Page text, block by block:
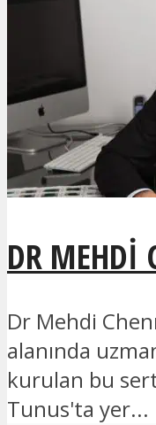
DR MEHDI
Dr Mehdi
alanında
kurulan bu
Tunus'ta yer...